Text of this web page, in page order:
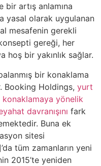
artış anlamına
yasal olarak uygulanan
mesafenin gerekli
gereği, her
bir yakınlık sağlar.
bir konaklama
Booking Holdings, yurt
yönelik
davranışını fark
Buna ek
sitesi
tüm zamanların yeni
2015’te yeniden